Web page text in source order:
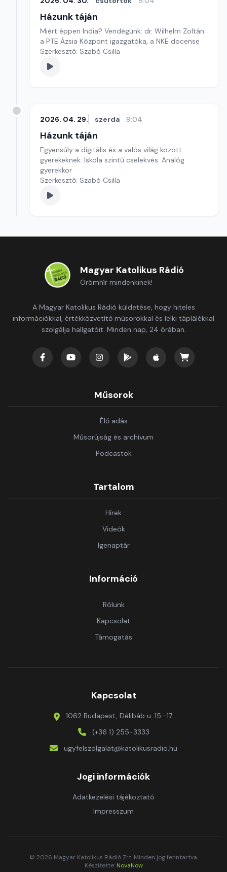
Házunk táján
Miért éppen India? Vendégünk: dr. Wilhelm Zoltán
a PTE Ázsia Központ igazgatóka, a NKE docense
Szerkesztő: Szabó Csilla
2026. 04. 29. szerda 9:04
Házunk táján
Egyensúly a digitális és a valós világ között
gyerekeknek. Iskola szintű cselekvés. Analóg
gyerekkor
Szerkesztő: Szabó Csilla
Magyar Katolikus Rádió
Örömhír mindenkinek!
A Magyar Katolikus Rádió küldetése, hogy hiteles
információkkal, értékközvetítő műsorokkal és lelki táplálékkal
szolgálja hallgatóit. Minden nap, 24 órában.
Műsorok
Élő adás
Műsorújság és archívum
Podcastok
Tartalom
Hírek
Videók
Igenaptár
Információ
Rólunk
Kapcsolat
Támogatás
Kapcsolat
1062 Budapest, Délibáb u. 15.-17.
(+36 1) 255-3333
ugyfelszolgalat@katolikusradio.hu
Jogi információk
Adatkezelési tájékoztató
Impresszum
© 2026 Magyar Katolikus Rádió Zrt. Minden jog fenntartva.
Készítette: NovaNow